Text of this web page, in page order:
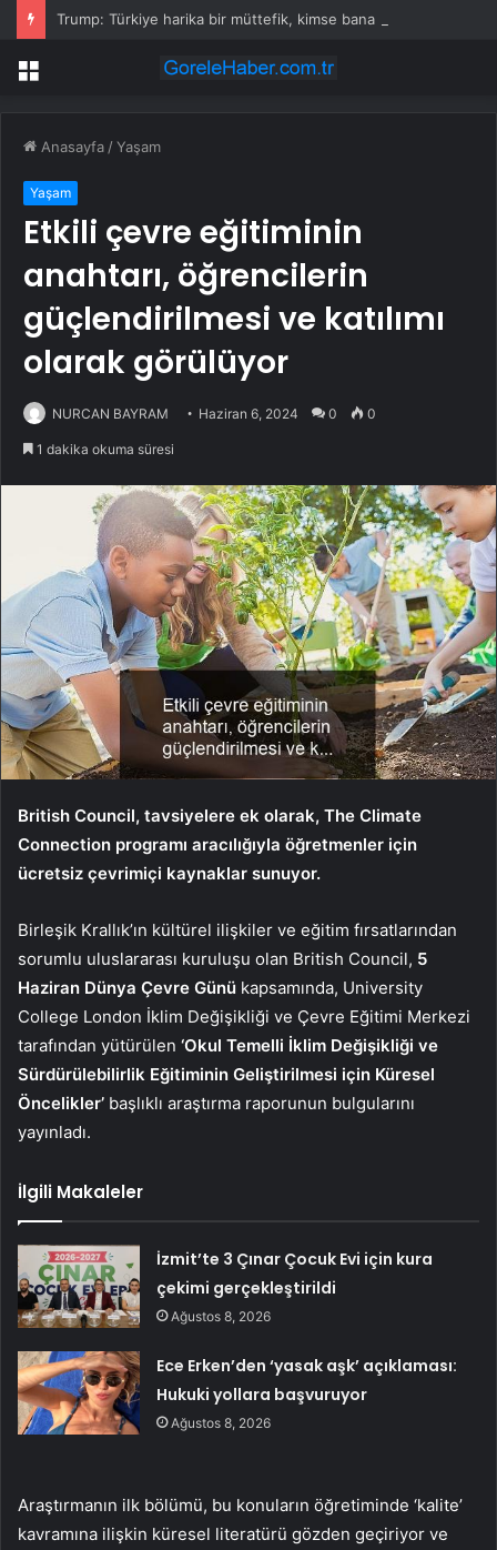
Menü
Anasayfa /Yaşam
Yaşam
Etkili çevre eğitiminin
anahtarı, öğrencilerin
güçlendirilmesi ve katılımı
olarak görülüyor
NURCAN BAYRAM Haziran 6, 2024 0 0
1 dakika okuma süresi
British Council, tavsiyelere ek olarak, The Climate
Connection programı aracılığıyla öğretmenler için
ücretsiz çevrimiçi kaynaklar sunuyor.
Birleşik Krallık’ın kültürel ilişkiler ve eğitim fırsatlarından
sorumlu uluslararası kuruluşu olan British Council, 5
Haziran Dünya Çevre Günü kapsamında, University
College London İklim Değişikliği ve Çevre Eğitimi Merkezi
tarafından yütürülen ‘Okul Temelli İklim Değişikliği ve
Sürdürülebilirlik Eğitiminin Geliştirilmesi için Küresel
Öncelikler’ başlıklı araştırma raporunun bulgularını
yayınladı.
İlgili Makaleler
İzmit’te 3 Çınar Çocuk Evi için kura
çekimi gerçekleştirildi
Ağustos 8, 2026
Ece Erken’den ‘yasak aşk’ açıklaması:
Hukuki yollara başvuruyor
Ağustos 8, 2026
Araştırmanın ilk bölümü, bu konuların öğretiminde ‘kalite’
kavramına ilişkin küresel literatürü gözden geçiriyor ve